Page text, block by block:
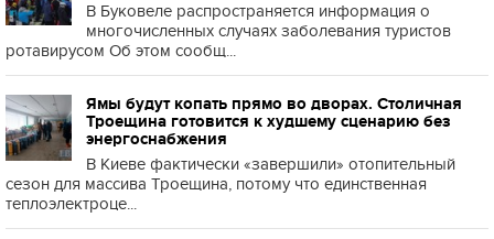
В Буковеле распространяется информация о
многочисленных случаях заболевания туристов
ротавирусом Об этом сообщ...
Ямы будут копать прямо во дворах. Столичная
Троещина готовится к худшему сценарию без
энергоснабжения
В Киеве фактически «завершили» отопительный
сезон для массива Троещина, потому что единственная
теплоэлектроце...